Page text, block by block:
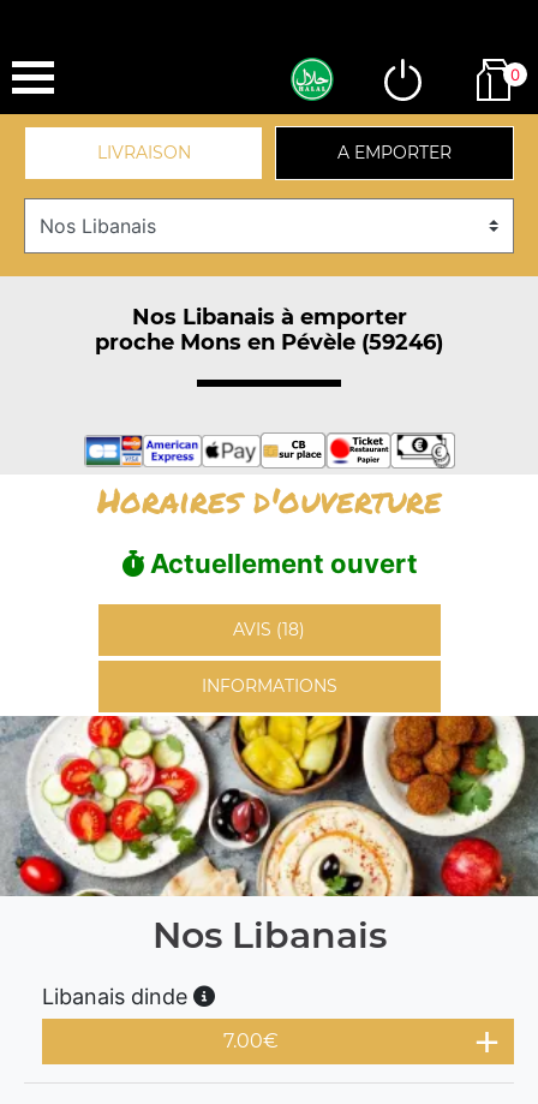
0
LIVRAISON A EMPORTER
Nos Libanais à emporter
proche Mons en Pévèle (59246)
Horaires d'ouverture
Actuellement ouvert
AVIS (18)
INFORMATIONS
Nos Libanais
Libanais dinde
7.00€